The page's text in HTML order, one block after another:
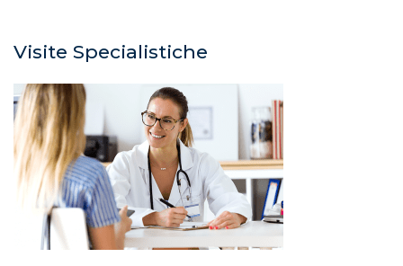
Visite Specialistiche